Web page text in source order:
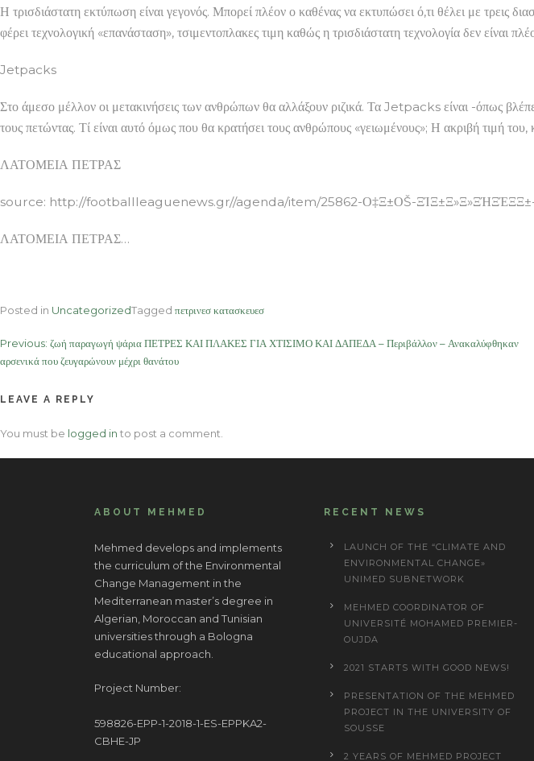
Η τρισδιάστατη εκτύπωση είναι γεγονός. Μπορεί πλέον ο καθένας να εκτυπώσει ό,τι θέλει με τρεις
φέρει τεχνολογική «επανάσταση», τσιμεντοπλακες τιμη καθώς η τρισδιάστατη τεχνολογία δεν είναι
Jetpacks
Στο άμεσο μέλλον οι μετακινήσεις των ανθρώπων θα αλλάξουν ριζικά. Τα Jetpacks είναι -όπως
τους πετώντας. Τί είναι αυτό όμως που θα κρατήσει τους ανθρώπους «γειωμένους»; Η ακριβή τιμή
ΛΑΤΟΜΕΙΑ ΠΕΤΡΑΣ
source: http://footballleaguenews.gr//agenda/item/25862-Ο‡Ξ±ΟŠ-
ΛΑΤΟΜΕΙΑ ΠΕΤΡΑΣ…
Posted in UncategorizedTagged πετρινεσ κατασκευεσ
Post
navigation
Previous: ζωή παραγωγή ψάρια ΠΕΤΡΕΣ ΚΑΙ ΠΛΑΚΕΣ ΓΙΑ ΧΤΙΣΙΜΟ ΚΑΙ ΔΑΠΕΔΑ – Περιβάλλον – Ανακαλύφθηκαν
αρσενικά που ζευγαρώνουν μέχρι θανάτου
LEAVE A REPLY
You must be logged in to post a comment.
ABOUT MEHMED
Mehmed develops and implements
the curriculum of the Environmental
Change Management in the
Mediterranean master’s degree in
Algerian, Moroccan and Tunisian
universities through a Bologna
educational approach.
Project Number:
598826-EPP-1-2018-1-ES-EPPKA2-
CBHE-JP
RECENT NEWS
LAUNCH OF THE “CLIMATE AND
ENVIRONMENTAL CHANGE»
UNIMED SUBNETWORK
MEHMED COORDINATOR OF
UNIVERSITÉ MOHAMED PREMIER-
OUJDA
2021 STARTS WITH GOOD NEWS!
PRESENTATION OF THE MEHMED
PROJECT IN THE UNIVERSITY OF
SOUSSE
2 YEARS OF MEHMED PROJECT